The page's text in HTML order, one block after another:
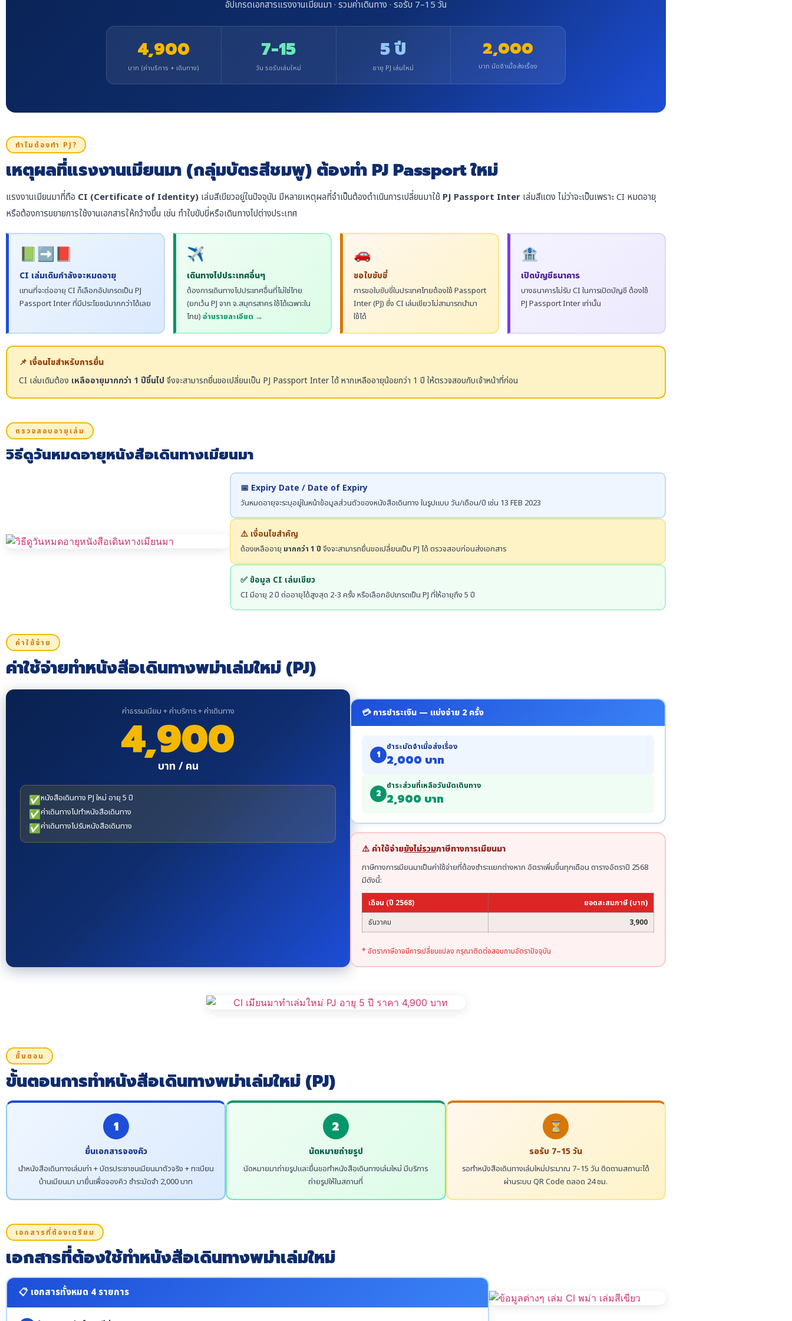
อัปเกรดเอกสารแรงงานเมียนมา · รวมค่าเดินทาง · รอรับ 7–15 วัน
4,900
บาท (ค่าบริการ + เดินทาง)
7-15
วัน รอรับเล่มใหม่
5 ปี
อายุ PJ เล่มใหม่
2,000
บาท มัดจำเมื่อส่งเรื่อง
ทำไมต้องทำ PJ?
เหตุผลที่แรงงานเมียนมา (กลุ่มบัตรสีชมพู) ต้องทำ PJ Passport ใหม่
แรงงานเมียนมาที่ถือ CI (Certificate of Identity) เล่มสีเขียวอยู่ในปัจจุบัน มีหลายเหตุผลที่จำเป็นต้องดำเนินการเปลี่ยนมาใช้ PJ Passport Inter เล่มสีแดง ไม่ว่าจะเป็นเพราะ CI หมดอายุ
หรือต้องการขยายการใช้งานเอกสารให้กว้างขึ้น เช่น ทำใบขับขี่หรือเดินทางไปต่างประเทศ
📗➡️📕
CI เล่มเดิมกำลังจะหมดอายุ
แทนที่จะต่ออายุ CI ก็เลือกอัปเกรดเป็น PJ
Passport Inter ที่มีประโยชน์มากกว่าได้เลย
✈️
เดินทางไปประเทศอื่นๆ
ต้องการเดินทางไปประเทศอื่นที่ไม่ใช่ไทย
(ยกเว้น PJ จาก จ.สมุทรสาคร ใช้ได้เฉพาะใน
ไทย) อ่านรายละเอียด →
🚗
ขอใบขับขี่
การขอใบขับขี่ในประเทศไทยต้องใช้ Passport
Inter (PJ) ซึ่ง CI เล่มเขียวไม่สามารถนำมา
ใช้ได้
🏦
เปิดบัญชีธนาคาร
บางธนาคารไม่รับ CI ในการเปิดบัญชี ต้องใช้
PJ Passport Inter เท่านั้น
📌 เงื่อนไขสำหรับการยื่น
CI เล่มเดิมต้อง เหลืออายุมากกว่า 1 ปีขึ้นไป จึงจะสามารถยื่นขอเปลี่ยนเป็น PJ Passport Inter ได้ หากเหลืออายุน้อยกว่า 1 ปี ให้ตรวจสอบกับเจ้าหน้าที่ก่อน
ตรวจสอบอายุเล่ม
วิธีดูวันหมดอายุหนังสือเดินทางเมียนมา
📅 Expiry Date / Date of Expiry
วันหมดอายุจะระบุอยู่ในหน้าข้อมูลส่วนตัวของหนังสือเดินทาง ในรูปแบบ วัน/เดือน/ปี เช่น 13 FEB 2023
⚠️ เงื่อนไขสำคัญ
ต้องเหลืออายุ มากกว่า 1 ปี จึงจะสามารถยื่นขอเปลี่ยนเป็น PJ ได้ ตรวจสอบก่อนส่งเอกสาร
✅ ข้อมูล CI เล่มเขียว
CI มีอายุ 2 ปี ต่ออายุได้สูงสุด 2-3 ครั้ง หรือเลือกอัปเกรดเป็น PJ ที่ให้อายุถึง 5 ปี
ค่าใช้จ่าย
ค่าใช้จ่ายทำหนังสือเดินทางพม่าเล่มใหม่ (PJ)
ค่าธรรมเนียม + ค่าบริการ + ค่าเดินทาง
4,900
บาท / คน
✅หนังสือเดินทาง PJ ใหม่ อายุ 5 ปี
✅ค่าเดินทางไปทำหนังสือเดินทาง
✅ค่าเดินทางไปรับหนังสือเดินทาง
💳 การชำระเงิน — แบ่งจ่าย 2 ครั้ง
1
ชำระมัดจำเมื่อส่งเรื่อง
2,000 บาท
2
ชำระส่วนที่เหลือวันนัดเดินทาง
2,900 บาท
⚠️ ค่าใช้จ่ายยังไม่รวมภาษีทางการเมียนมา
ภาษีทางการเมียนมาเป็นค่าใช้จ่ายที่ต้องชำระแยกต่างหาก อัตราเพิ่มขึ้นทุกเดือน ตารางอัตราปี 2568
มีดังนี้:
เดือน (ปี 2568)
ยอดสะสมภาษี (บาท)
ธันวาคม
3,900
* อัตราภาษีอาจมีการเปลี่ยนแปลง กรุณาติดต่อสอบถามอัตราปัจจุบัน
ขั้นตอน
ขั้นตอนการทำหนังสือเดินทางพม่าเล่มใหม่ (PJ)
1
ยื่นเอกสารจองคิว
นำหนังสือเดินทางเล่มเก่า + บัตรประชาชนเมียนมาตัวจริง + ทะเบียน
บ้านเมียนมา มายื่นเพื่อจองคิว ชำระมัดจำ 2,000 บาท
2
นัดหมายถ่ายรูป
นัดหมายมาถ่ายรูปและยื่นขอทำหนังสือเดินทางเล่มใหม่ มีบริการ
ถ่ายรูปให้ในสถานที่
⏳
รอรับ 7–15 วัน
รอทำหนังสือเดินทางเล่มใหม่ประมาณ 7–15 วัน ติดตามสถานะได้
ผ่านระบบ QR Code ตลอด 24 ชม.
เอกสารที่ต้องเตรียม
เอกสารที่ต้องใช้ทำหนังสือเดินทางพม่าเล่มใหม่
📋 เอกสารทั้งหมด 4 รายการ